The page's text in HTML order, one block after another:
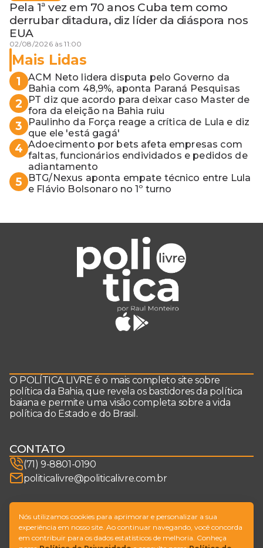
Pela 1ª vez em 70 anos Cuba tem como
derrubar ditadura, diz líder da diáspora nos
EUA
02/08/2026 às 11:00
Mais Lidas
1
ACM Neto lidera disputa pelo Governo da
Bahia com 48,9%, aponta Paraná Pesquisas
2
PT diz que acordo para deixar caso Master de
fora da eleição na Bahia ruiu
3
Paulinho da Força reage a crítica de Lula e diz
que ele 'está gagá'
4 Adoecimento por bets afeta empresas com
faltas, funcionários endividados e pedidos de
adiantamento
5
BTG/Nexus aponta empate técnico entre Lula
e Flávio Bolsonaro no 1º turno
O POLÍTICA LIVRE é o mais completo site sobre
política da Bahia, que revela os bastidores da política
baiana e permite uma visão completa sobre a vida
política do Estado e do Brasil.
CONTATO
(71) 9-8801-0190
politicalivre@politicalivre.com.br
SIGA-NOS
Nós utilizamos cookies para aprimorar e personalizar a sua
experiência em nosso site. Ao continuar navegando, você concorda
em contribuir para os dados estatísticos de melhoria. Conheça